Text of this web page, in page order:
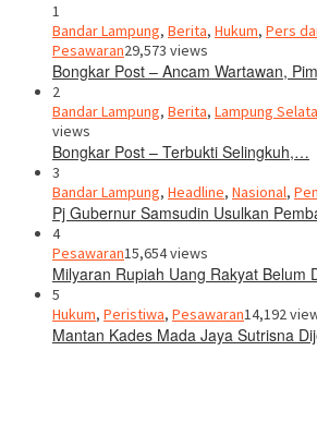
1
Bandar Lampung, Berita, Hukum, Pers
Pesawaran29,573 views
Bongkar Post – Ancam Wartawan,
2
Bandar Lampung, Berita, Lampung
views
Bongkar Post – Terbukti Selingkuh,…
3
Bandar Lampung, Headline, Nasional,
Pj Gubernur Samsudin Usulkan
4
Pesawaran15,654 views
Milyaran Rupiah Uang Rakyat Belum
5
Hukum, Peristiwa, Pesawaran14,192
Mantan Kades Mada Jaya Sutrisna